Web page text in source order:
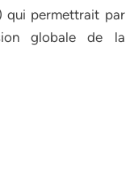
qui permettrait par
globale de la